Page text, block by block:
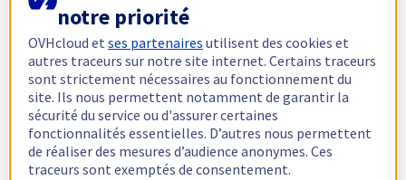
notre priorité
OVHcloud etses partenaires utilisent des cookies et
autres traceurs sur notre site internet. Certains traceurs
sont strictement nécessaires au fonctionnement du
site. Ils nous permettent notamment de garantir la
sécurité du service ou d'assurer certaines
fonctionnalités essentielles. D’autres nous permettent
de réaliser des mesures d’audience anonymes. Ces
traceurs sont exemptés de consentement.